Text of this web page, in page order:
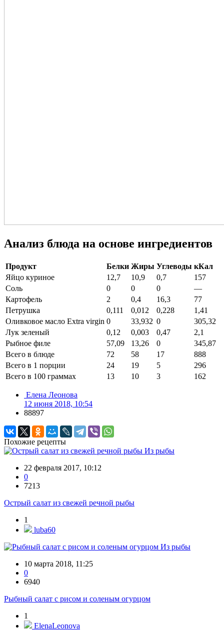
Анализ блюда на основе ингредиентов
Продукт Белки Жиры Углеводы кКал
Яйцо куриное
12,7 10,9 0,7
157
Соль
0 0 0
—
Картофель
2 0,4 16,3
77
Петрушка
0,111 0,012 0,228
1,41
Оливковое масло Extra virgin 0 33,932 0
305,32
Лук зеленый
0,12 0,003 0,47
2,1
Рыбное филе
57,09 13,26 0
345,87
Всего в блюде
72 58 17
888
Всего в 1 порции
24 19 5
296
Всего в 100 граммах
13 10 3 162
Елена Леонова
12 июня 2018, 10:54
88897
Похожие рецепты
Из рыбы
22 февраля 2017, 10:12
0
7213
Острый салат из свежей речной рыбы
1
luba60
Из рыбы
10 марта 2018, 11:25
0
6940
Рыбный салат с рисом и соленым огурцом
1
ElenaLeonova